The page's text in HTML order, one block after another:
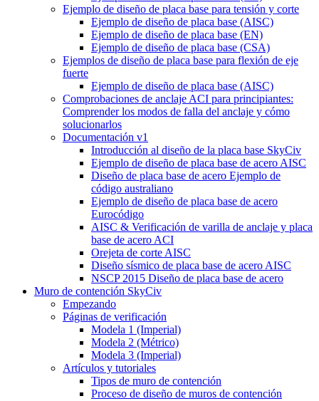
Ejemplo de diseño de placa base para tensión y corte
Ejemplo de diseño de placa base (AISC)
Ejemplo de diseño de placa base (EN)
Ejemplo de diseño de placa base (CSA)
Ejemplos de diseño de placa base para flexión de eje
fuerte
Ejemplo de diseño de placa base (AISC)
Comprobaciones de anclaje ACI para principiantes:
Comprender los modos de falla del anclaje y cómo
solucionarlos
Documentación v1
Introducción al diseño de la placa base SkyCiv
Ejemplo de diseño de placa base de acero AISC
Diseño de placa base de acero Ejemplo de
código australiano
Ejemplo de diseño de placa base de acero
Eurocódigo
AISC & Verificación de varilla de anclaje y placa
base de acero ACI
Orejeta de corte AISC
Diseño sísmico de placa base de acero AISC
NSCP 2015 Diseño de placa base de acero
Muro de contención SkyCiv
Empezando
Páginas de verificación
Modela 1 (Imperial)
Modela 2 (Métrico)
Modela 3 (Imperial)
Artículos y tutoriales
Tipos de muro de contención
Proceso de diseño de muros de contención